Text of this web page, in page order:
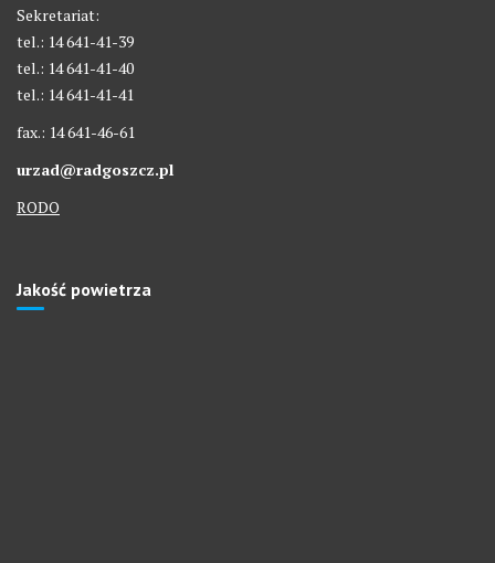
Sekretariat:
tel.: 14 641-41-39
tel.: 14 641-41-40
tel.: 14 641-41-41
fax.: 14 641-46-61
urzad@radgoszcz.pl
RODO
Jakość powietrza